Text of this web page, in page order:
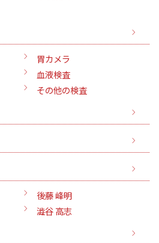
胃カメラ
血液検査
その他の検査
後藤 峰明
澁谷 高志